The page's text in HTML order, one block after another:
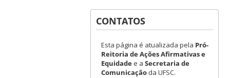
CONTATOS
Esta página é atualizada pela Pró-
Reitoria de Ações Afirmativas e
Equidadee a Secretaria de
Comunicaçãoda UFSC.